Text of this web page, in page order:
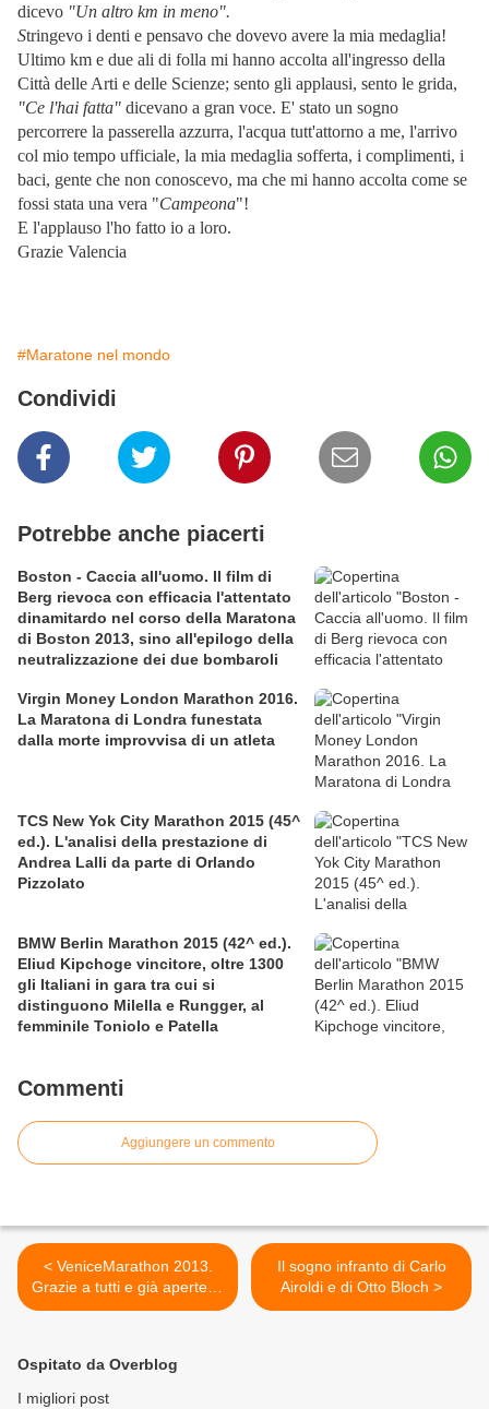
dicevo "Un altro km in meno".
Stringevo i denti e pensavo che dovevo avere la mia medaglia!
Ultimo km e due ali di folla mi hanno accolta all'ingresso della
Città delle Arti e delle Scienze; sento gli applausi, sento le grida,
"Ce l'hai fatta" dicevano a gran voce. E' stato un sogno
percorrere la passerella azzurra, l'acqua tutt'attorno a me, l'arrivo
col mio tempo ufficiale, la mia medaglia sofferta, i complimenti, i
baci, gente che non conoscevo, ma che mi hanno accolta come se
fossi stata una vera "Campeona"!
E l'applauso l'ho fatto io a loro.
Grazie Valencia
#Maratone nel mondo
Condividi
Potrebbe anche piacerti
Boston - Caccia all'uomo. Il film di
Berg rievoca con efficacia l'attentato
dinamitardo nel corso della Maratona
di Boston 2013, sino all'epilogo della
neutralizzazione dei due bombaroli
Virgin Money London Marathon 2016.
La Maratona di Londra funestata
dalla morte improvvisa di un atleta
TCS New Yok City Marathon 2015 (45^
ed.). L'analisi della prestazione di
Andrea Lalli da parte di Orlando
Pizzolato
BMW Berlin Marathon 2015 (42^ ed.).
Eliud Kipchoge vincitore, oltre 1300
gli Italiani in gara tra cui si
distinguono Milella e Rungger, al
femminile Toniolo e Patella
Commenti
Aggiungere un commento
< VeniceMarathon 2013.
Grazie a tutti e già aperte le
iscrizioni per l'edizione
Il sogno infranto di Carlo
Airoldi e di Otto Bloch >
Ospitato da Overblog
I migliori post